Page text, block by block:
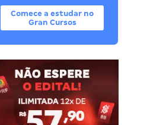
Comece a estudar no
Gran Cursos